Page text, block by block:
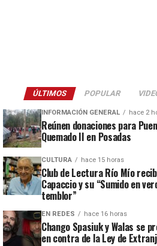
ÚLTIMOS POPULAR
INFORMACIÓN GENERAL hace 2
Reúnen donaciones para
Quemado II en Posadas
CULTURA hace 15 horas
Club de Lectura Río Mío
Capaccio y su “Sumido en
temblor”
EN REDES hace 16 horas
Chango Spasiuk y Walas se
en contra de la Ley de